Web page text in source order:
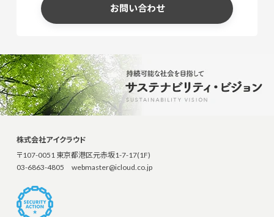
お問い合わせ
株式会社アイクラウド
〒107-0051 東京都港区元赤坂1-7-17(1F)
03-6863-4805 webmaster@icloud.co.jp